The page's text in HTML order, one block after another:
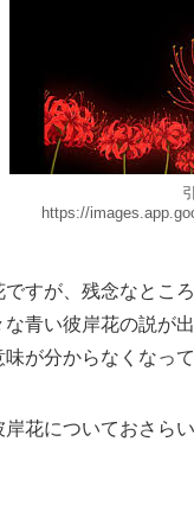
https://
すが、残念なとこ
青い彼岸花の説が
が分からなくなっ
花についておさら